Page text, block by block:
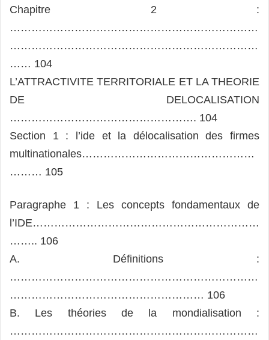
Chapitre 2 :
……………………………………………………………
……………………………………………………………
…… 104
L’ATTRACTIVITE TERRITORIALE ET LA THEORIE
DE DELOCALISATION
……………………………………………. 104
Section 1 : l’ide et la délocalisation des firmes
multinationales…………………………………………
……… 105
Paragraphe 1 : Les concepts fondamentaux de
l’IDE………………………………………………………
…….. 106
A. Définitions :
……………………………………………………………
……………………………………………… 106
B. Les théories de la mondialisation :
……………………………………………………………